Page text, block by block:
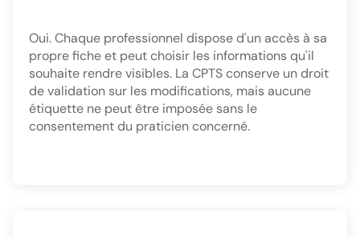
Oui. Chaque professionnel dispose d'un accès à sa
propre fiche et peut choisir les informations qu'il
souhaite rendre visibles. La CPTS conserve un droit
de validation sur les modifications, mais aucune
étiquette ne peut être imposée sans le
consentement du praticien concerné.